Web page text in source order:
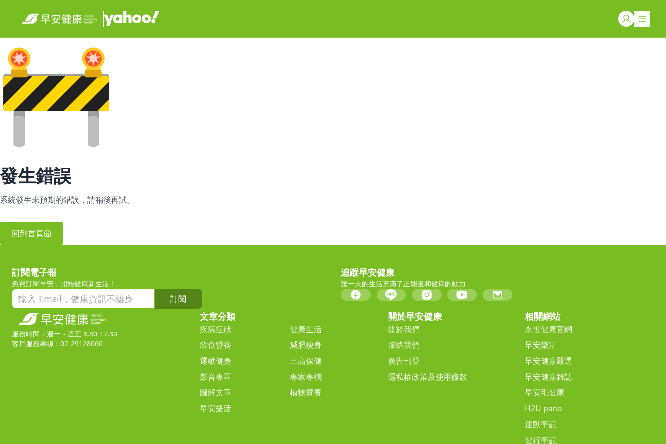
發生錯誤
系統發生未預期的錯誤，請稍後再試。
回到首頁
訂閱電子報
免費訂閱早安，開始健康新生活！
訂閱
追蹤早安健康
讓一天的生活充滿了正能量和健康的動力
服務時間：週一～週五 8:30-17:30
客戶服務專線：02-29128060
文章分類
疾病症狀
健康生活
飲食營養
減肥瘦身
運動健身
三高保健
影音專區
專家專欄
圖解文章
植物營養
早安樂活
關於早安健康
關於我們
聯絡我們
廣告刊登
隱私權政策及使用條款
相關網站
永悅健康官網
早安樂活
早安健康嚴選
早安健康雜誌
早安毛健康
H2U pano
運動筆記
健行筆記